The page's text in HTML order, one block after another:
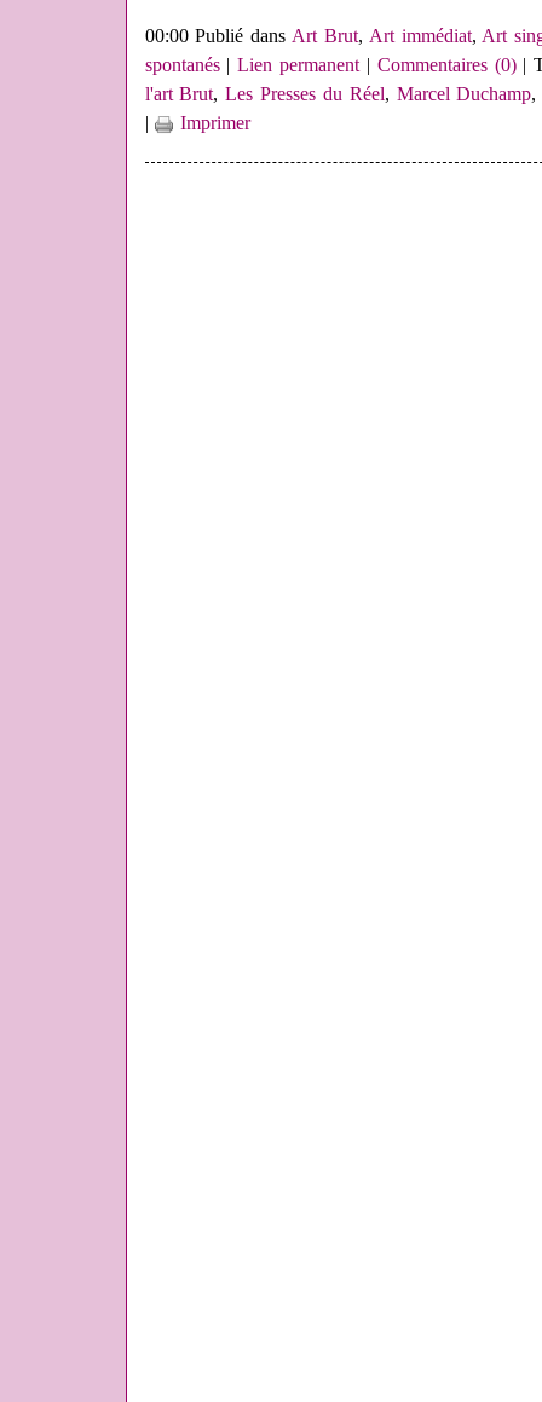
00:00 Publié dansArt Brut, Art immédiat,Art
spontanés|Lien permanent| Commentaires (0)|
l'art Brut,Les Presses du Réel, Marcel Duchamp
|
Imprimer